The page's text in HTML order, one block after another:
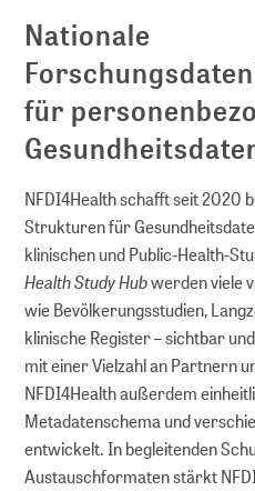
Nationale
für
NFDI4Health schafft seit 2020
Strukturen für
klinischen und Public-Health-
Health Study Hubwerden viele
wie Bevölkerungsstudien,
klinische Register – sichtbar
mit einer Vielzahl an Partnern
NFDI4Health außerdem
Metadatenschema und
entwickelt. In begleitenden
Austauschformaten stärkt